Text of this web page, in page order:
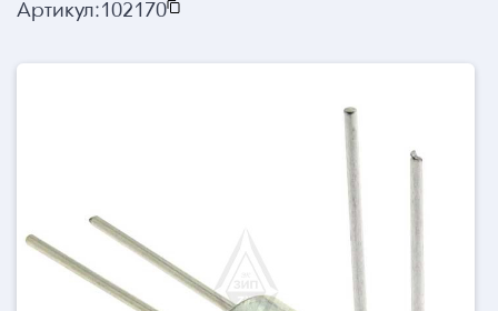
Артикул:102170